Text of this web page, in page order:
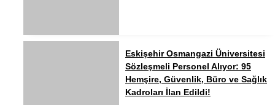
Eskişehir Osmangazi Üniversitesi
Sözleşmeli Personel Alıyor: 95
Hemşire, Güvenlik, Büro ve Sağlık
Kadroları İlan Edildi!